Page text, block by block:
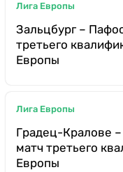
Лига Европы
Зальцбург –
третьего
Европы
Лига Европы
Градец-Кралове
матч третьего
Европы